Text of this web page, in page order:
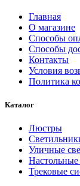
Главная
О магазине
Способы
Способы
Контакты
Условия
Политика
Каталог
Люстры
Уличные
Трековые